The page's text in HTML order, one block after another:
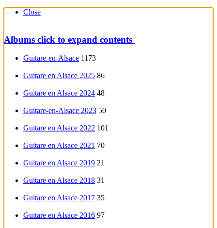
Close
Albums click to expand contents
Guitare-en-Alsace 1173
Guitare en Alsace 2025 86
Guitare en Alsace 2024 48
Guitare-en-Alsace 2023 50
Guitare en Alsace 2022 101
Guitare en Alsace 2021 70
Guitare en Alsace 2019 21
Guitare en Alsace 2018 31
Guitare en Alsace 2017 35
Guitare en Alsace 2016 97